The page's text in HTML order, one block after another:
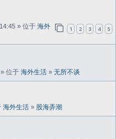
1 2 3 4 5
» 位于 海外
位于 海外生活 » 无所不谈
海外生活 » 股海弄潮